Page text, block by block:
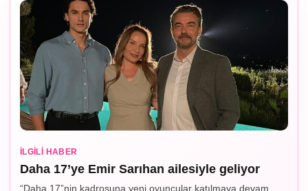
İLGILI HABER
Daha 17’ye Emir Sarıhan ailesiyle geliyor
“Daha 17”nin kadrosuna yeni oyuncular katılmaya devam